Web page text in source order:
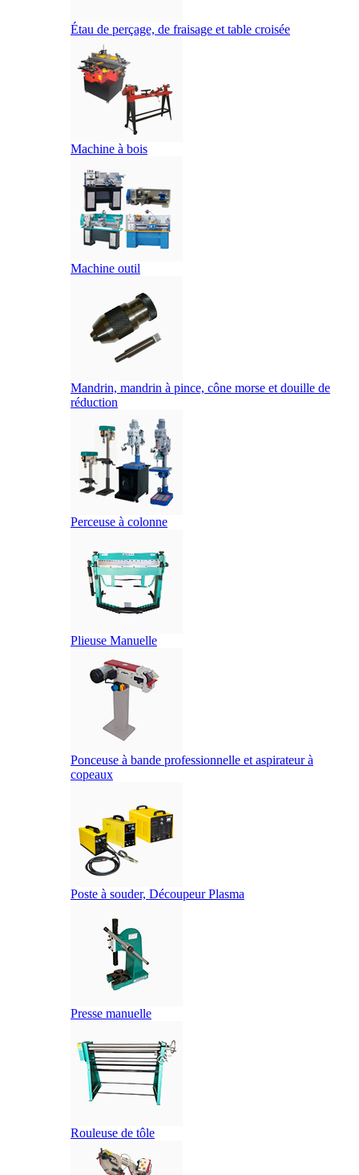
Étau de perçage, de fraisage et table croisée
Machine à bois
Machine outil
Mandrin, mandrin à pince, cône morse et douille de
réduction
Perceuse à colonne
Plieuse Manuelle
Ponceuse à bande professionnelle et aspirateur à
copeaux
Poste à souder, Découpeur Plasma
Presse manuelle
Rouleuse de tôle